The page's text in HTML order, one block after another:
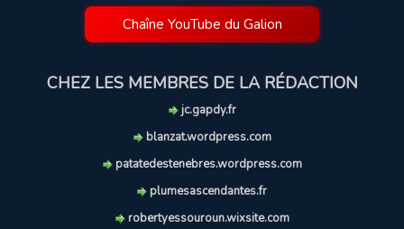
Chaîne YouTube du Galion
CHEZ LES MEMBRES DE LA RÉDACTION
jc.gapdy.fr
blanzat.wordpress.com
patatedestenebres.wordpress.com
plumesascendantes.fr
robertyessouroun.wixsite.com